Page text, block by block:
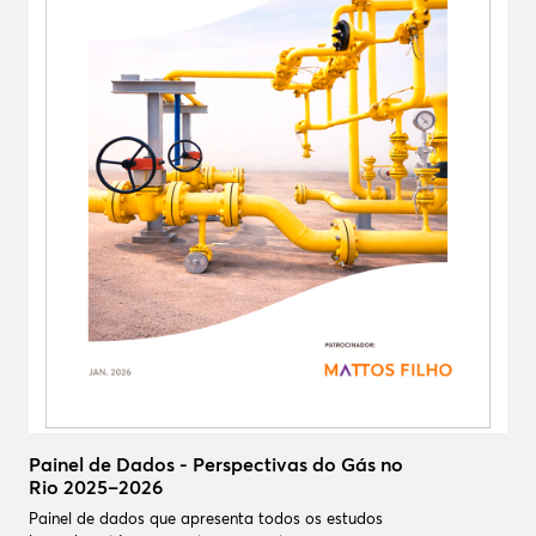
Painel de Dados - Perspectivas do Gás no
Rio 2025–2026
Painel de dados que apresenta todos os estudos